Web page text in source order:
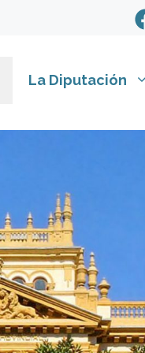
La Diputación